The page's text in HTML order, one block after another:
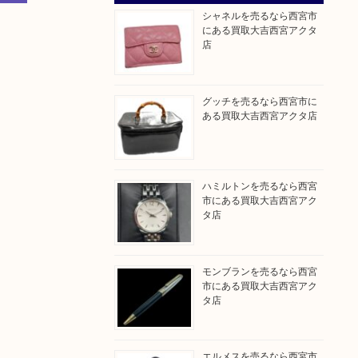
シャネルを売るなら西宮市
にある買取大吉西宮アクタ
店
グッチを売るなら西宮市に
ある買取大吉西宮アクタ店
ハミルトンを売るなら西宮
市にある買取大吉西宮アク
タ店
モンブランを売るなら西宮
市にある買取大吉西宮アク
タ店